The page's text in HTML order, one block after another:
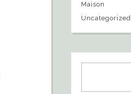
Maison
Uncategorized